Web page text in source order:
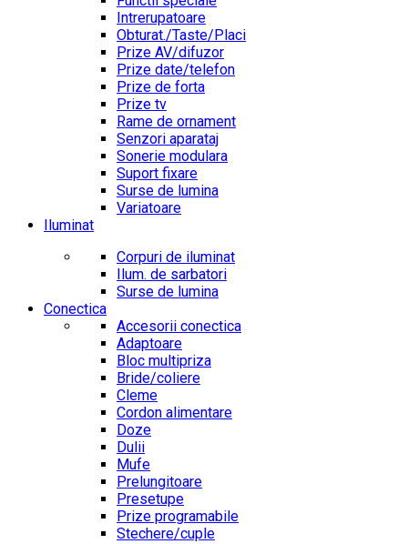
Intrerupatoare
Obturat./Taste/Placi
Prize AV/difuzor
Prize date/telefon
Prize de forta
Prize tv
Rame de ornament
Senzori aparataj
Sonerie modulara
Suport fixare
Surse de lumina
Variatoare
Iluminat
Corpuri de iluminat
Ilum. de sarbatori
Surse de lumina
Conectica
Accesorii conectica
Adaptoare
Bloc multipriza
Bride/coliere
Cleme
Cordon alimentare
Doze
Dulii
Mufe
Prelungitoare
Presetupe
Prize programabile
Stechere/cuple